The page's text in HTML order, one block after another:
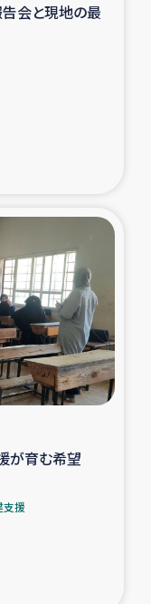
告会と現地の最
が育む希望
支援